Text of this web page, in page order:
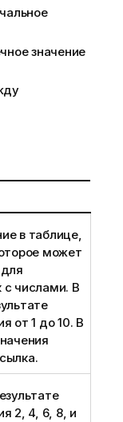
значение
в таблице,
может
с числами. В
от 1 до 10. В
2, 4, 6, 8, и